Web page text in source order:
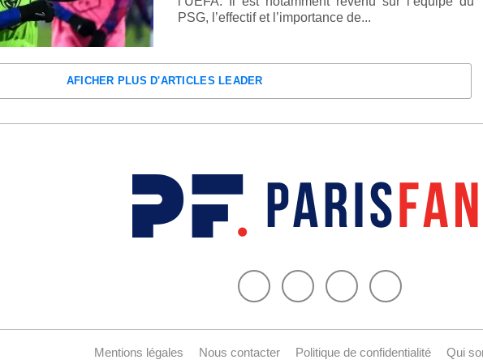
PSG, l’effectif et l’importance de...
AFICHER PLUS D'ARTICLES LEADER
Mentions légales Nous contacter Politique de confidentialité Qui